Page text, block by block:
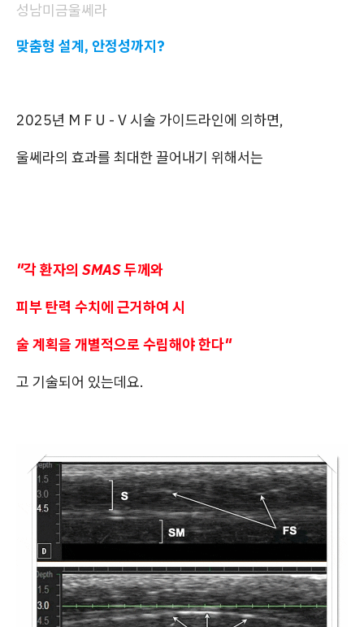
성남미금울쎄라
맞춤형 설계, 안정성까지?
2025년 M F U - V 시술 가이드라인에 의하면,
울쎄라의 효과를 최대한 끌어내기 위해서는
"각 환자의 SMAS 두께와
피부 탄력 수치에 근거하여 시
술 계획을 개별적으로 수립해야 한다"
고 기술되어 있는데요.